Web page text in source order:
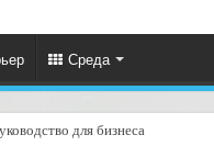
Среда
для бизнеса